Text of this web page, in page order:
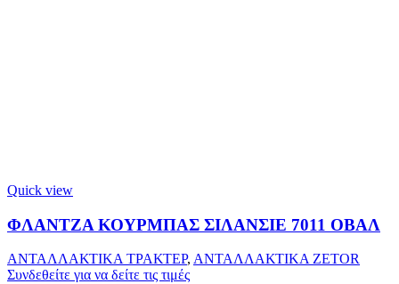
Quick view
ΦΛΑΝΤΖΑ ΚΟΥΡΜΠΑΣ ΣΙΛΑΝΣΙΕ 7011 ΟΒΑΛ
ΑΝΤΑΛΛΑΚΤΙΚΑ ΤΡΑΚΤΕΡ, ΑΝΤΑΛΛΑΚΤΙΚΑ ZETOR
Συνδεθείτε για να δείτε τις τιμές